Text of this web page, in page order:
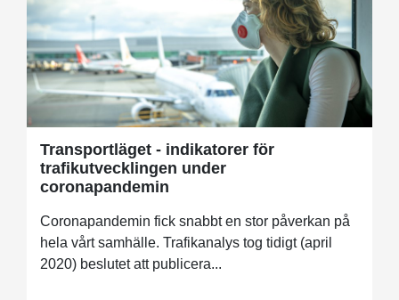
Transportläget - indikatorer för
trafikutvecklingen under
coronapandemin
Coronapandemin fick snabbt en stor påverkan på
hela vårt samhälle. Trafikanalys tog tidigt (april
2020) beslutet att publicera...